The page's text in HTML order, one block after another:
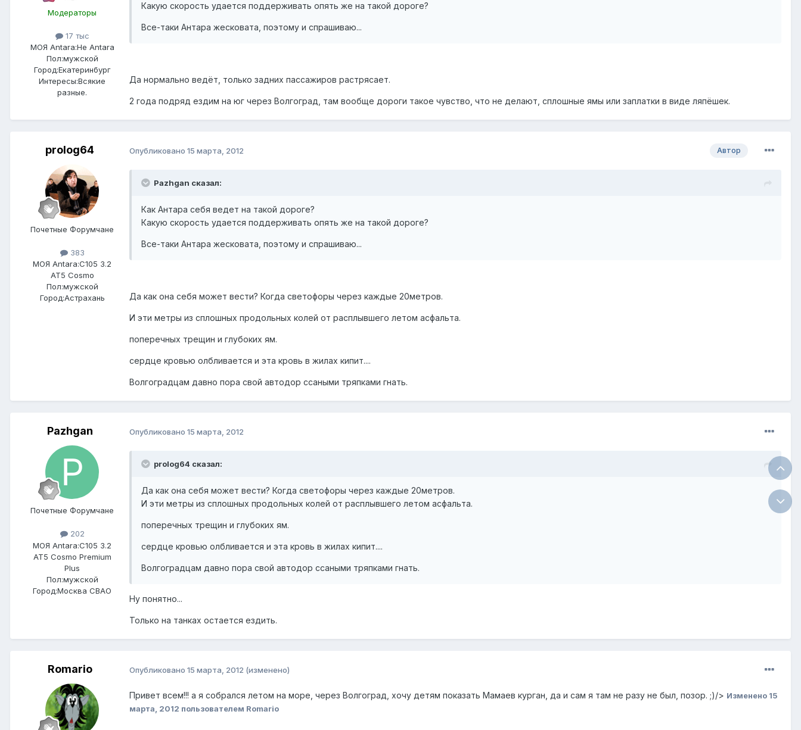
Модераторы
17 тыс
МОЯ Antara:Не Antara
Пол:мужской
Город:Екатеринбург
Интересы:Всякие
разные.
Какую скорость удается поддерживать опять же на такой дороге?
Все-таки Антара жесковата, поэтому и спрашиваю...
Да нормально ведёт, только задних пассажиров растрясает.
2 года подряд ездим на юг через Волгоград, там вообще дороги такое чувство, что не делают, сплошные ямы или заплатки в виде ляпёшек.
prolog64
Почетные Форумчане
383
МОЯ Antara:C105 3.2
AT5 Cosmo
Пол:мужской
Город:Астрахань
Автор
Опубликовано 15 марта, 2012
Pazhgan сказал:
Как Антара себя ведет на такой дороге?
Какую скорость удается поддерживать опять же на такой дороге?
Все-таки Антара жесковата, поэтому и спрашиваю...
Да как она себя может вести? Когда светофоры через каждые 20метров.
И эти метры из сплошных продольных колей от расплывшего летом асфальта.
поперечных трещин и глубоких ям.
сердце кровью олбливается и эта кровь в жилах кипит....
Волгоградцам давно пора свой автодор ссаными тряпками гнать.
Pazhgan
Почетные Форумчане
202
МОЯ Antara:C105 3.2
AT5 Cosmo Premium
Plus
Пол:мужской
Город:Москва СВАО
Опубликовано 15 марта, 2012
prolog64 сказал:
Да как она себя может вести? Когда светофоры через каждые 20метров.
И эти метры из сплошных продольных колей от расплывшего летом асфальта.
поперечных трещин и глубоких ям.
сердце кровью олбливается и эта кровь в жилах кипит....
Волгоградцам давно пора свой автодор ссаными тряпками гнать.
Ну понятно...
Только на танках остается ездить.
Romario Опубликовано 15 марта, 2012 (изменено)
Привет всем!!! а я собрался летом на море, через Волгоград, хочу детям показать Мамаев курган, да и сам я там не разу не был, позор. ;)/> Изменено 15
марта, 2012 пользователем Romario